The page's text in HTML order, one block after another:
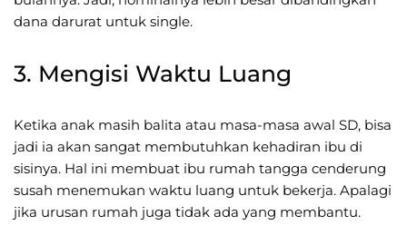
dana darurat untuk single.
3. Mengisi Waktu Luang
Ketika anak masih balita atau masa-masa awal SD, bisa
jadi ia akan sangat membutuhkan kehadiran ibu di
sisinya. Hal ini membuat ibu rumah tangga cenderung
susah menemukan waktu luang untuk bekerja. Apalagi
jika urusan rumah juga tidak ada yang membantu.